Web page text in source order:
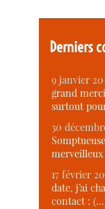
Derniers
9 janvier
grand
surtout
30
17 février
date, j’ai
contact :